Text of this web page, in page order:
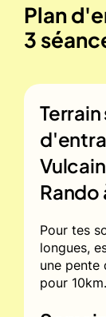
Plan
3
Rando
Pour tes
longues,
une pente
pour